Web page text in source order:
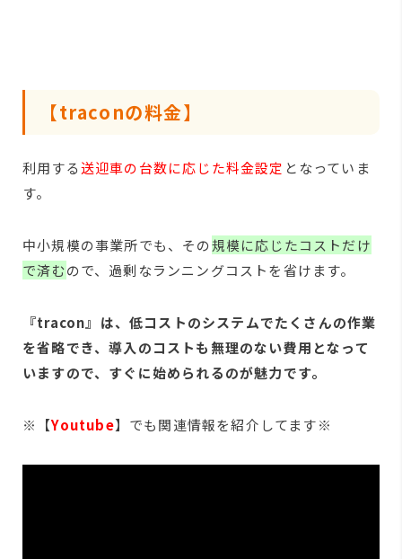
【traconの料金】
利用する送迎車の台数に応じた料金設定 となっていま
す。
中小規模の事業所でも、その規模に応じたコストだけ
で済むので、過剰なランニングコストを省けます。
『tracon』は、低コストのシステムでたくさんの作業
を省略でき、導入のコストも無理のない費用となって
いますので、すぐに始められるのが魅力です。
※【Youtube】でも関連情報を紹介してます※